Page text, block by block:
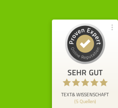
SEHR GUT
TEXT& WISSENSCHAFT
(5 Quellen)
71
Bewertungen auf
ProvenExpert.com
Blick aufs ProvenExpert-Profil werfen
Anonym
5
Ich war mit einer anspruchsvollen
Publikation beschäftigt,